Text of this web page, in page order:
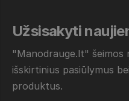
Užsisakyti
"Manodrauge.lt" šeimos
išskirtinius pasiūlymus
produktus.